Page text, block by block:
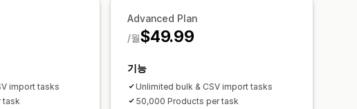
import tasks
task
Advanced Plan
$49.99
/월
기능
Unlimited bulk & CSV import tasks
50,000 Products per task